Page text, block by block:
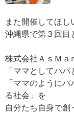
また開催してほし
沖縄県で第３回目
株式会社ＡｓＭａ
「ママとしてパ
「ママのように
る社会」を
自分たち自身で